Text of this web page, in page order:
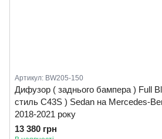
Артикул: BW205-150
Дифузор ( заднього бампера ) Full
стиль C43S ) Sedan на Mercedes-
2018-2021 року
13 380 грн